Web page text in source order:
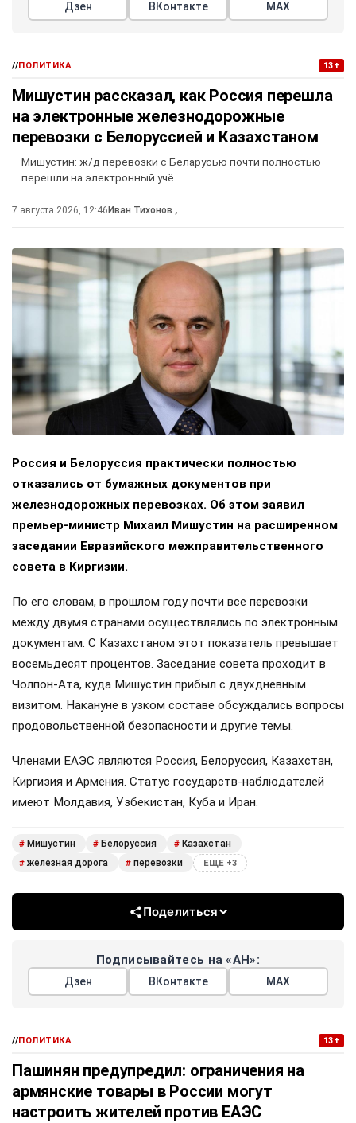
Дзен ВКонтакте МАХ
//ПОЛИТИКА 13+
Мишустин рассказал, как Россия перешла
на электронные железнодорожные
перевозки с Белоруссией и Казахстаном
Мишустин: ж/д перевозки с Беларусью почти полностью
перешли на электронный учё
7 августа 2026, 12:46Иван Тихонов ,
Россия и Белоруссия практически полностью
отказались от бумажных документов при
железнодорожных перевозках. Об этом заявил
премьер-министр Михаил Мишустин на расширенном
заседании Евразийского межправительственного
совета в Киргизии.
По его словам, в прошлом году почти все перевозки
между двумя странами осуществлялись по электронным
документам. С Казахстаном этот показатель превышает
восемьдесят процентов. Заседание совета проходит в
Чолпон-Ата, куда Мишустин прибыл с двухдневным
визитом. Накануне в узком составе обсуждались вопросы
продовольственной безопасности и другие темы.
Членами ЕАЭС являются Россия, Белоруссия, Казахстан,
Киргизия и Армения. Статус государств-наблюдателей
имеют Молдавия, Узбекистан, Куба и Иран.
# Мишустин # Белоруссия # Казахстан
# железная дорога # перевозки ЕЩЕ +3
Поделиться
Подписывайтесь на «АН»:
Дзен ВКонтакте МАХ
//ПОЛИТИКА 13+
Пашинян предупредил: ограничения на
армянские товары в России могут
настроить жителей против ЕАЭС